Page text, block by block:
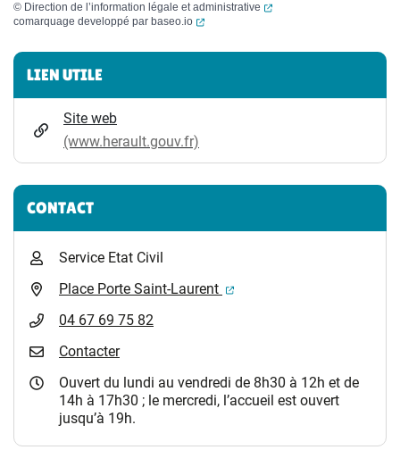
© Direction de l’information légale et administrative
(ouverture dans un
comarquage developpé par baseo.io (ouverture dans un nouvel onglet)
Informations complémentaires
LIEN UTILE
Site web
(www.herault.gouv.fr)
CONTACT
Service Etat Civil
Place Porte Saint-Laurent
(ouverture dans un
04 67 69 75 82
Contacter
Ouvert du lundi au vendredi de 8h30 à 12h et de
14h à 17h30 ; le mercredi, l’accueil est ouvert
jusqu’à 19h.